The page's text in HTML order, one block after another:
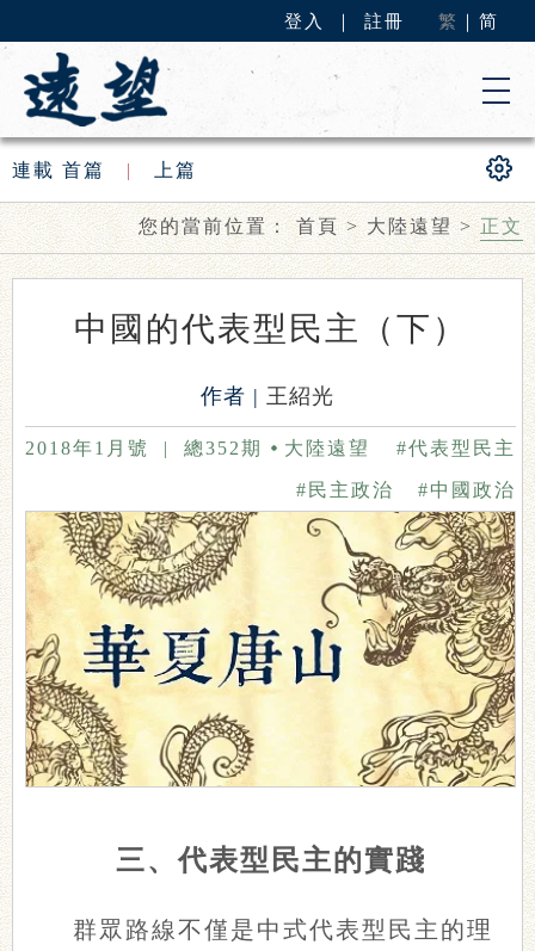
登入 註冊 繁 简
連載 首篇 | 上篇
您的當前位置：首頁>大陸遠望>正文
中國的代表型民主（下）
作者 | 王紹光
2018年1月號 | 總352期 大陸遠望 #代表型民主
#中國政治
#民主政治
三、代表型民主的實踐
群眾路線不僅是中式代表型民主的理